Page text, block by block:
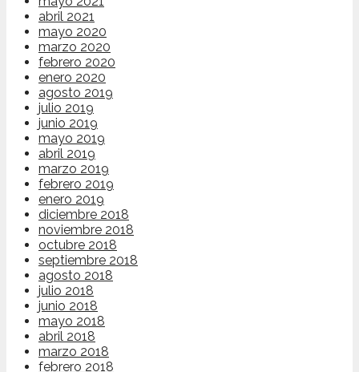
abril 2021
mayo 2020
marzo 2020
febrero 2020
enero 2020
agosto 2019
julio 2019
junio 2019
mayo 2019
abril 2019
marzo 2019
febrero 2019
enero 2019
diciembre 2018
noviembre 2018
octubre 2018
septiembre 2018
agosto 2018
julio 2018
junio 2018
mayo 2018
abril 2018
marzo 2018
febrero 2018